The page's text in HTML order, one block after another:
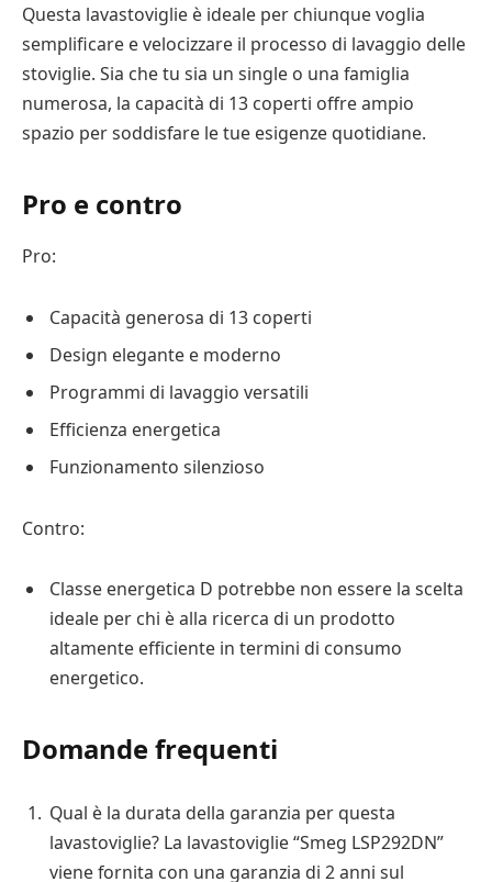
Questa lavastoviglie è ideale per chiunque voglia
semplificare e velocizzare il processo di lavaggio delle
stoviglie. Sia che tu sia un single o una famiglia
numerosa, la capacità di 13 coperti offre ampio
spazio per soddisfare le tue esigenze quotidiane.
Pro e contro
Pro:
Capacità generosa di 13 coperti
Design elegante e moderno
Programmi di lavaggio versatili
Efficienza energetica
Funzionamento silenzioso
Contro:
Classe energetica D potrebbe non essere la scelta
ideale per chi è alla ricerca di un prodotto
altamente efficiente in termini di consumo
energetico.
Domande frequenti
Qual è la durata della garanzia per questa
lavastoviglie? La lavastoviglie “Smeg LSP292DN”
viene fornita con una garanzia di 2 anni sul